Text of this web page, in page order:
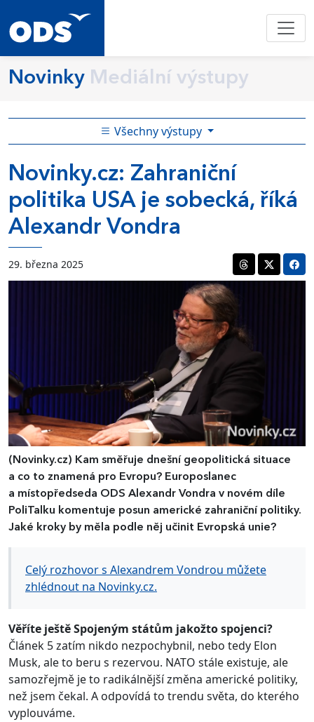
Novinky Mediální výstupy
Všechny výstupy
Novinky.cz: Zahraniční
politika USA je sobecká, říká
Alexandr Vondra
29. března 2025
(Novinky.cz) Kam směřuje dnešní geopolitická situace
a co to znamená pro Evropu? Europoslanec
a místopředseda ODS Alexandr Vondra v novém díle
PoliTalku komentuje posun americké zahraniční politiky.
Jaké kroky by měla podle něj učinit Evropská unie?
Celý rozhovor s Alexandrem Vondrou můžete
zhlédnout na Novinky.cz.
Věříte ještě Spojeným státům jakožto spojenci?
Článek 5 zatím nikdo nezpochybnil, nebo tedy Elon
Musk, ale to beru s rezervou. NATO stále existuje, ale
samozřejmě je to radikálnější změna americké politiky,
než jsem čekal. A odpovídá to trendu světa, do kterého
vyplouváme.